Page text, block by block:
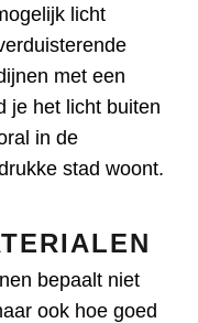
licht
met een
je het licht buiten
in de
stad woont.
bepaalt niet
ook hoe goed